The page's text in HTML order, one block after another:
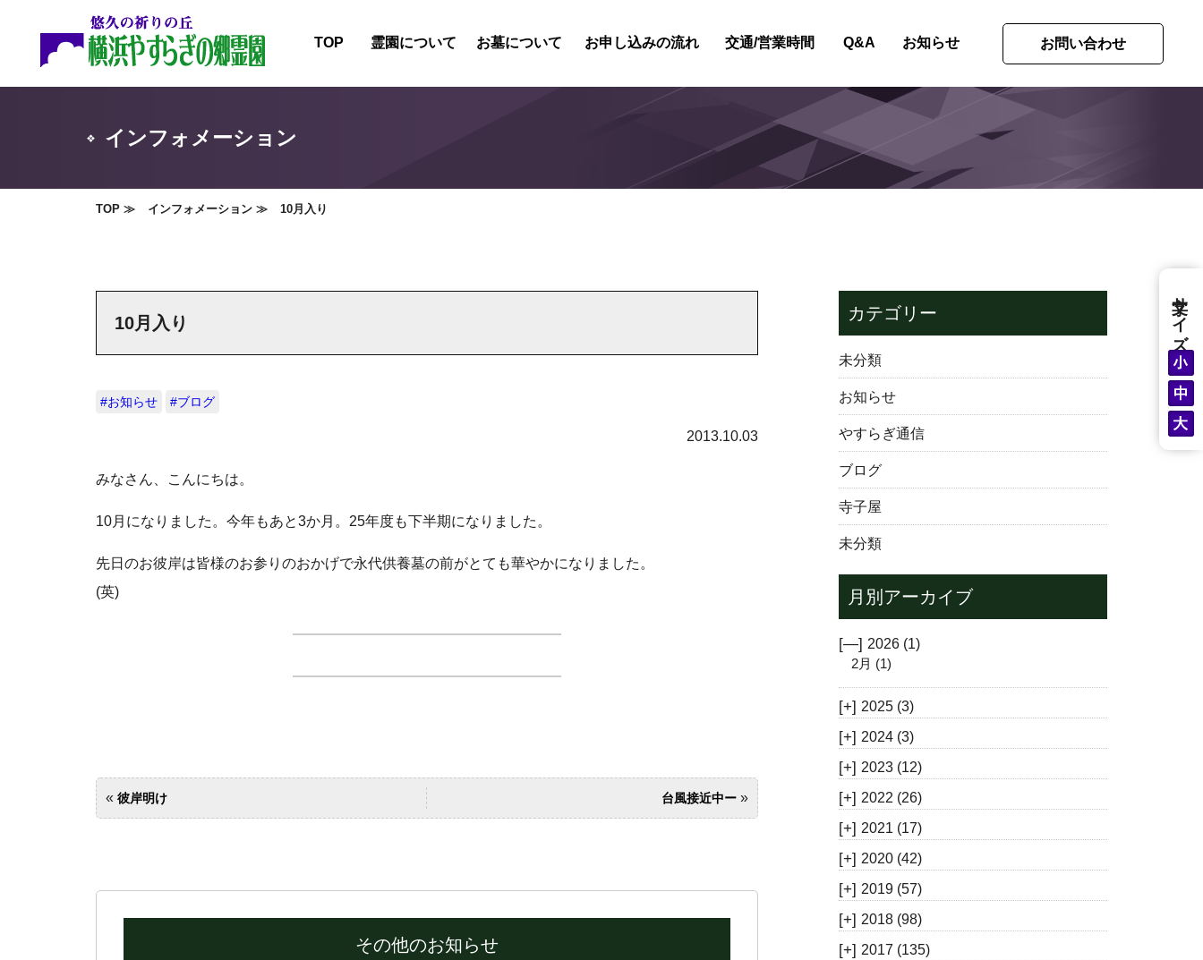
TOP 霊園について
霊園紹介
お墓について お申し込みの流れ 交通/営業時間 Q&A お知らせ お問い合わせ
文字サイズ
インフォメーション
TOP インフォメーション 10月入り
10月入り
#お知らせ #ブログ
2013.10.03
みなさん、こんにちは。
10月になりました。今年もあと3か月。25年度も下半期になりました。
先日のお彼岸は皆様のお参りのおかげで永代供養墓の前がとても華やかになりました。
(英)
« 彼岸明け 台風接近中ー »
その他のお知らせ
カテゴリー
未分類
お知らせ
やすらぎ通信
ブログ
寺子屋
未分類
月別アーカイブ
[—] 2026 (1)
2月 (1)
[+] 2025 (3)
[+] 2024 (3)
[+] 2023 (12)
[+] 2022 (26)
[+] 2021 (17)
[+] 2020 (42)
[+] 2019 (57)
[+] 2018 (98)
[+] 2017 (135)